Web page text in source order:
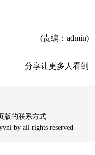
(责编：admin)
分享让更多人看到
版的联系方式
by all rights reserved